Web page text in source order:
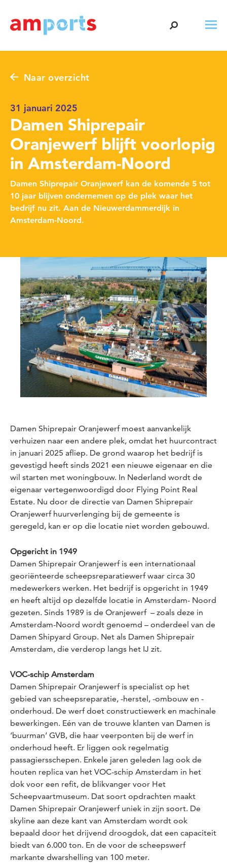
Naar overzicht
31 januari 2025
Damen Shiprepair
Oranjewerf blijft voorlopig
in Amsterdam-Noord
Damen Shiprepair Oranjewerf kan de komende 5 tot
10 jaar blijven ondernemen op de plek waar het
bedrijf nu zit. Aan de Nieuwerdammerdijk in
Amsterdam-Noord.
Damen Shiprepair Oranjewerf moest aanvankelijk
verhuizen naar een andere plek, omdat het huurcontract
in januari 2025 afliep. De grond waarop het bedrijf is
gevestigd heeft sinds 2021 een nieuwe eigenaar en die
wil starten met woningbouw. In Nederland wordt de
eigenaar vertegenwoordigd door Flying Point Real
Estate. Nu door de directie van Damen Shiprepair
Oranjewerf huurverlenging bij de gemeente is
geregeld, kan er op die locatie niet worden gebouwd.
Opgericht in 1949
Damen Shiprepair Oranjewerf is een internationaal
georiënteerde scheepsreparatiewerf waar circa 30
medewerkers werken. Het bedrijf is opgericht in 1949
en heeft altijd op dezelfde locatie in Amsterdam- Noord
gezeten. Sinds 1989 is de Oranjewerf – zoals deze in
Amsterdam-Noord wordt genoemd – onderdeel van de
Damen Shipyard Group. Net als Damen Shiprepair
Amsterdam, die verderop langs het IJ zit.
VOC-schip Amsterdam
Damen Shiprepair Oranjewerf is specialist op het
gebied van scheepsreparatie, -herstel, -ombouw en -
onderhoud. De werf doet constructiewerk en machinale
bewerkingen. Eén van de trouwe klanten van Damen is
‘buurman’ GVB, die haar veerponten bij de werf in
onderhoud heeft. Er liggen ook regelmatig
passagiersschepen. Enkele jaren geleden lag ook de
houten replica van het VOC-schip Amsterdam in het
dok voor een refit, de blikvanger voor Het
Scheepvaartmuseum. Dat soort opdrachten maakt
Damen Shiprepair Oranjewerf uniek in zijn soort. De
skyline aan deze kant van Amsterdam wordt ook
bepaald door het drijvend droogdok, dat een capaciteit
biedt van 6.000 ton. En de voor de scheepswerf
markante dwarshelling van 100 meter.